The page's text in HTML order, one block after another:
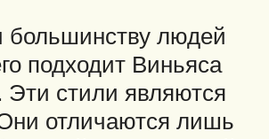
большинству людей
подходит Виньяса
Эти стили являются
отличаются лишь